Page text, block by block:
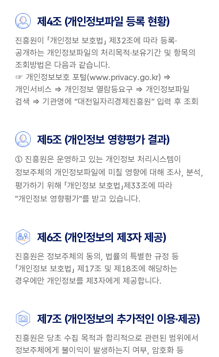
제4조 (개인정보파일 등록 현황)
진흥원이 「개인정보 보호법」 제32조에 따라 등록·
공개하는 개인정보파일의 처리목적·보유기간 및 항목의
조회방법은 다음과 같습니다.
☞ 개인정보보호 포털(www.privacy.go.kr) ⇒
개인서비스 ⇒ 개인정보 열람등요구 ⇒ 개인정보파일
검색 ⇒ 기관명에 “대전일자리경제진흥원” 입력 후 조회
제5조 (개인정보 영향평가 결과)
① 진흥원은 운영하고 있는 개인정보 처리시스템이
정보주체의 개인정보파일에 미칠 영향에 대해 조사, 분석,
평가하기 위해 「개인정보 보호법」제33조에 따라
"개인정보 영향평가"를 받고 있습니다.
제6조 (개인정보의 제3자 제공)
진흥원은 정보주체의 동의, 법률의 특별한 규정 등
「개인정보 보호법」 제17조 및 제18조에 해당하는
경우에만 개인정보를 제3자에게 제공합니다.
제7조 (개인정보의 추가적인 이용·제공)
진흥원은 당초 수집 목적과 합리적으로 관련된 범위에서
정보주체에게 불이익이 발생하는지 여부, 암호화 등